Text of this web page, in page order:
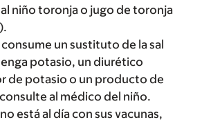
al niño toronja o jugo de toronja
consume un sustituto de la sal
potasio, un diurético
de potasio o un producto de
al médico del niño.
está al día con sus vacunas,